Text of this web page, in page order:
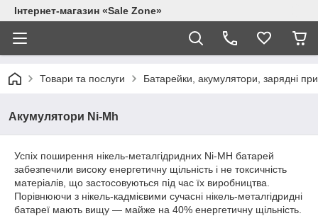
Інтернет-магазин «Sale Zone»
Товари та послуги Батарейки, акумулятори, зарядні
Акумулятори Ni-Mh
Успіх поширення нікель-металгідридних Ni-MH батарей
забезпечили високу енергетичну щільність і не токсичність
матеріалів, що застосовуються під час їх виробництва.
Порівнюючи з нікель-кадмієвими сучасні нікель-металгідридні
батареї мають вищу — майже на 40% енергетичну щільність.